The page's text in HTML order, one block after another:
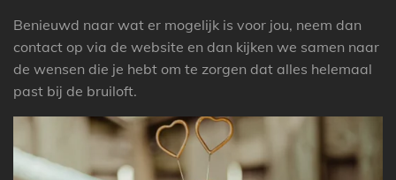
Benieuwd naar wat er mogelijk is voor jou, neem dan
contact op via de website en dan kijken we samen naar
de wensen die je hebt om te zorgen dat alles helemaal
past bij de bruiloft.